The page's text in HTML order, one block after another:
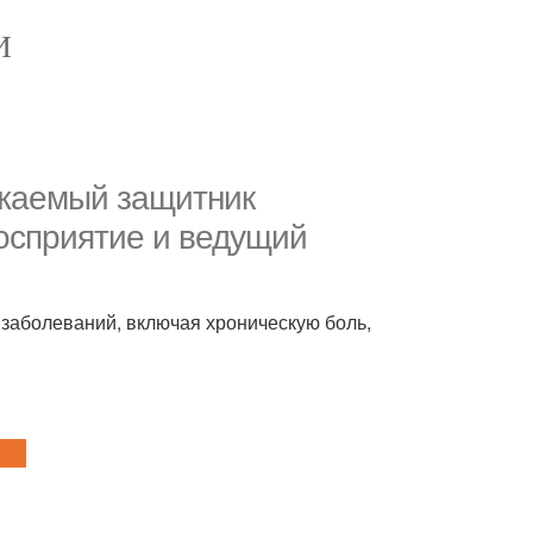
защитник
и ведущий
включая хроническую боль,